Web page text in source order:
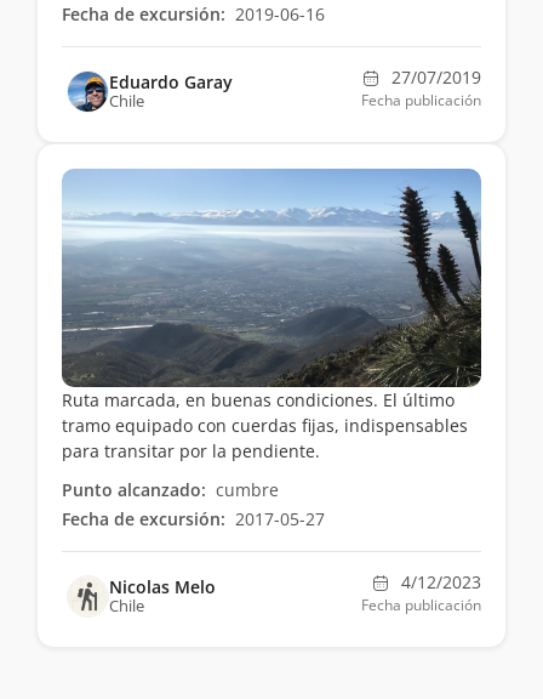
Fecha de excursión: 2019-06-16
Eduardo Garay
Chile
27/07/2019
Fecha publicación
Ruta marcada, en buenas condiciones. El último
tramo equipado con cuerdas fijas, indispensables
para transitar por la pendiente.
Punto alcanzado: cumbre
Fecha de excursión: 2017-05-27
Nicolas Melo
Chile
4/12/2023
Fecha publicación